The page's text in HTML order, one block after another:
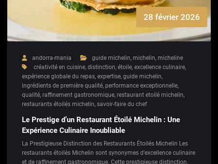
28 février 2026
andorra-mania guide michelin, michelin, micheline
créativité en cuisine, distinction, étoile, excellence culinaire,
expérience globale du repas, expertise, guide michelin,
ingrédients de première qualité, performance exceptionnelle,
qualité, raffinement gastronomique, restaurant etoilé michelin,
restaurants étoilés michelin, savoir-faire du chef
Le Prestige d’un Restaurant Étoilé Michelin : Une
Expérience Culinaire Inoubliable
La Prestigieuse Distinction des Restaurants Étoilés Michelin Les
restaurants étoilés Michelin sont synonymes d'excellence culinaire
et de raffinement gastronomique. Cette prestigieuse distinction,